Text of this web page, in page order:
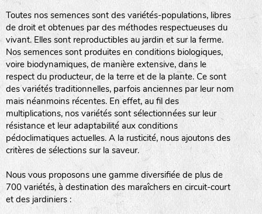
Toutes nos semences sont des variétés-populations, libres
de droit et obtenues par des méthodes respectueuses du
vivant. Elles sont reproductibles au jardin et sur la ferme.
Nos semences sont produites en conditions biologiques,
voire biodynamiques, de manière extensive, dans le
respect du producteur, de la terre et de la plante. Ce sont
des variétés traditionnelles, parfois anciennes par leur nom
mais néanmoins récentes. En effet, au fil des
multiplications, nos variétés sont sélectionnées sur leur
résistance et leur adaptabilité aux conditions
pédoclimatiques actuelles. A la rusticité, nous ajoutons des
critères de sélections sur la saveur.
Nous vous proposons une gamme diversifiée de plus de
700 variétés, à destination des maraîchers en circuit-court
et des jardiniers :
haies
zone sauvage